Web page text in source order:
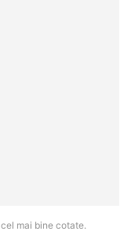
mai bine cotate.